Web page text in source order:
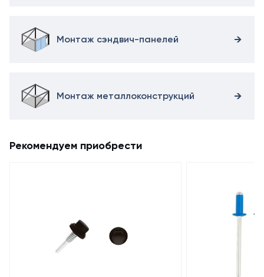
Монтаж сэндвич-панелей
Монтаж металлоконструкций
Рекомендуем приобрести